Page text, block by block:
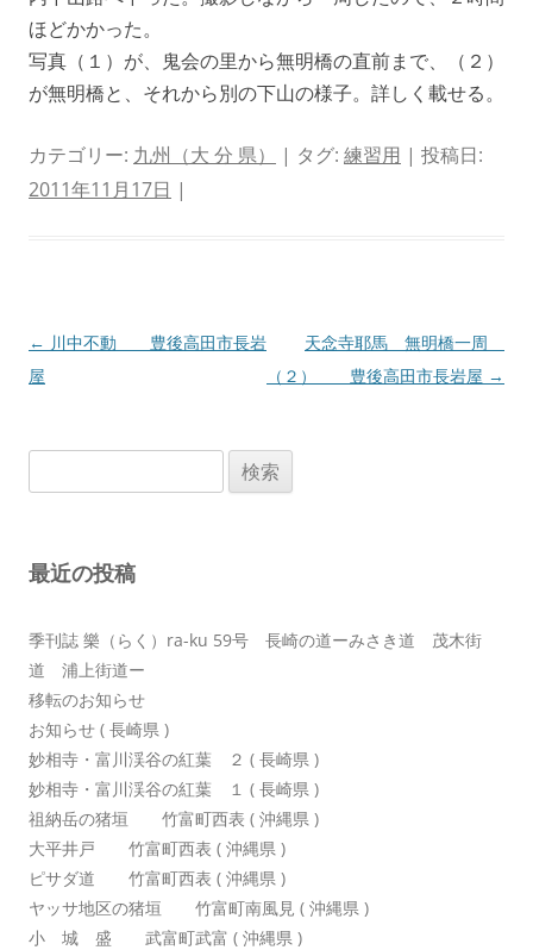
ほどかかった。
写真（１）が、鬼会の里から無明橋の直前まで、（２）
が無明橋と、それから別の下山の様子。詳しく載せる。
カテゴリー: 九州（大 分 県） | タグ: 練習用 | 投稿日:
2011年11月17日 |
投
稿
ョ
← 川中不動 豊後高田市長岩
屋
天念寺耶馬 無明橋一周
（２） 豊後高田市長岩屋 →
索:
最近の投稿
季刊誌 樂（らく）ra-ku 59号 長崎の道ーみさき道 茂木街
道 浦上街道ー
移転のお知らせ
お知らせ ( 長崎県 )
妙相寺・富川渓谷の紅葉 ２ ( 長崎県 )
妙相寺・富川渓谷の紅葉 １ ( 長崎県 )
祖納岳の猪垣 竹富町西表 ( 沖縄県 )
大平井戸 竹富町西表 ( 沖縄県 )
ピサダ道 竹富町西表 ( 沖縄県 )
ヤッサ地区の猪垣 竹富町南風見 ( 沖縄県 )
小 城 盛 武富町武富 ( 沖縄県 )